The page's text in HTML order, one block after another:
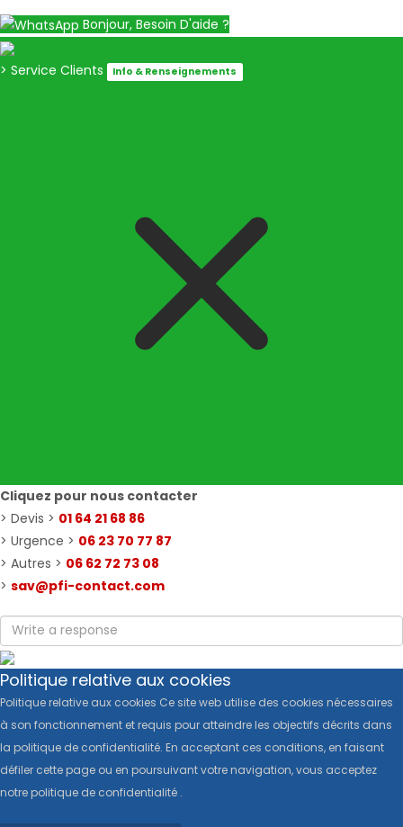
Bonjour, Besoin D'aide ?
> Service Clients Info & Renseignements
Cliquez pour nous contacter
> Devis > 01 64 21 68 86
> Urgence > 06 23 70 77 87
> Autres > 06 62 72 73 08
> sav@pfi-contact.com
Politique relative aux cookies
Politique relative aux cookies Ce site web utilise des cookies nécessaires
à son fonctionnement et requis pour atteindre les objectifs décrits dans
la politique de confidentialité. En acceptant ces conditions, en faisant
défiler cette page ou en poursuivant votre navigation, vous acceptez
notre politique de confidentialité .